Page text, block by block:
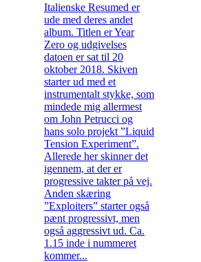
Italienske Resumed er
ude med deres andet
album. Titlen er Year
Zero og udgivelses
datoen er sat til 20
oktober 2018. Skiven
starter ud med et
instrumentalt stykke, som
mindede mig allermest
om John Petrucci og
hans solo projekt ”Liquid
Tension Experiment”.
Allerede her skinner det
igennem, at der er
progressive takter på vej.
Anden skæring
”Exploiters” starter også
pænt progressivt, men
også aggressivt ud. Ca.
1.15 inde i nummeret
kommer...